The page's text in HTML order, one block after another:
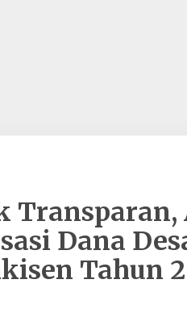
Transparan,
Dana
Tahun